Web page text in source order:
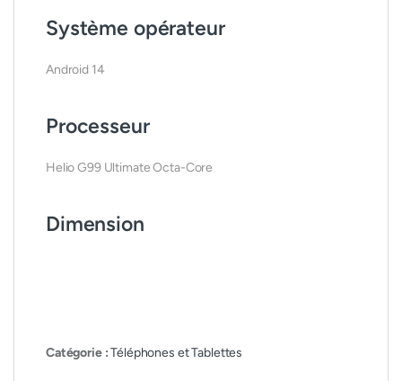
Système opérateur
Android 14
Processeur
Helio G99 Ultimate Octa-Core
Dimension
Catégorie :Téléphones et Tablettes